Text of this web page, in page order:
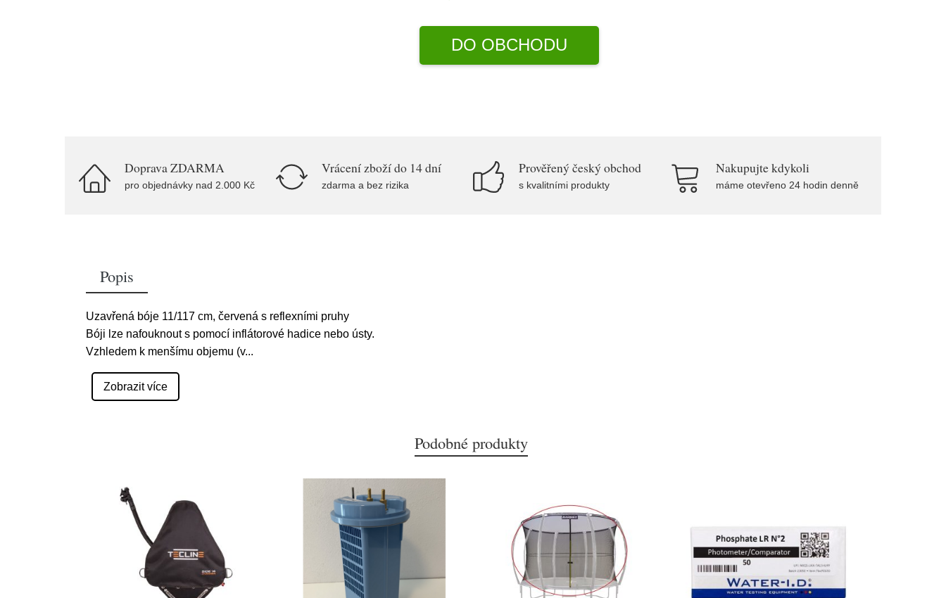
DO OBCHODU
Doprava ZDARMA
pro objednávky nad 2.000 Kč
Vrácení zboží do 14 dní
zdarma a bez rizika
Prověřený český obchod
s kvalitními produkty
Nakupujte kdykoli
máme otevřeno 24 hodin denně
Popis
Uzavřená bóje 11/117 cm, červená s reflexními pruhy
Bóji lze nafouknout s pomocí inflátorové hadice nebo ústy.
Vzhledem k menšímu objemu (v...
Zobrazit více
Podobné produkty